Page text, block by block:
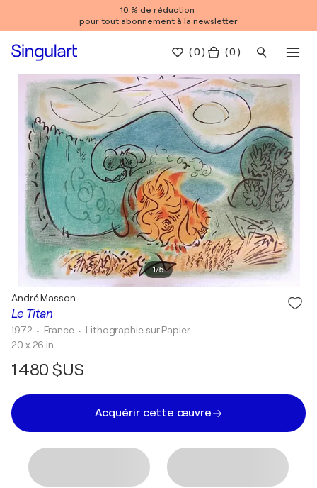
10 % de réduction
pour tout abonnement à la newsletter
(0 ) ( 0 )
1/5
Le Titan
André Masson
1972 • France • Lithographie sur Papier
20 x 26 in
1 480 $US
Acquérir cette œuvre